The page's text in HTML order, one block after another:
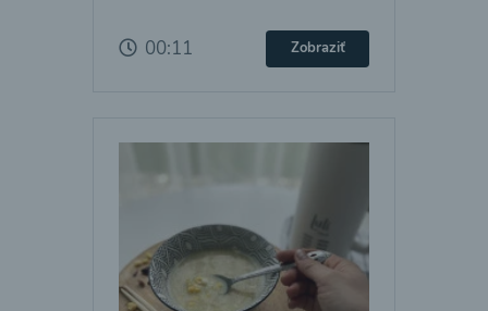
00:11 Zobraziť